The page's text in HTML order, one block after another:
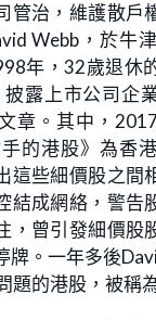
管治，維護散戶
Webb，於牛
年，32歲退休
露上市公司企
章。其中，
的港股》為香
這些細價股之間
結成網絡，警告
，曾引發細價股
牌。一年多後
題的港股，被稱